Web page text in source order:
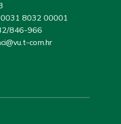
8032 00001
846-966
com.hr